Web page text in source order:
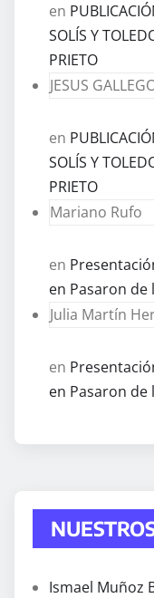
en
SOLÍS Y
PRIETO
JESUS
en
SOLÍS Y
PRIETO
Mariano Rufo
en
en Pasaron de
Julia Martín
en
en Pasaron de
Ismael Muñoz